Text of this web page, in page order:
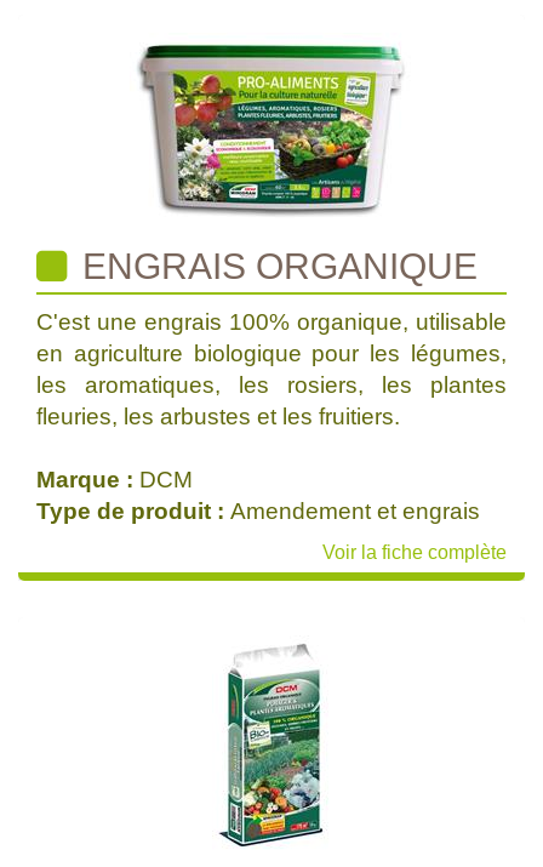
ENGRAIS ORGANIQUE
C'est une engrais 100% organique, utilisable
en agriculture biologique pour les légumes,
les aromatiques, les rosiers, les plantes
fleuries, les arbustes et les fruitiers.
Marque : DCM
Type de produit : Amendement et engrais
Voir la fiche complète